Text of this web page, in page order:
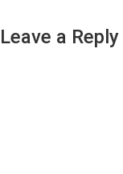
Leave a Reply